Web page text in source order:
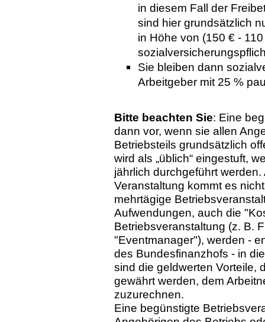
in diesem Fall der
sind hier grundsätzlich
in Höhe von (150 € -
Sie bleiben dann
Arbeitgeber mit 25 %
Bitte beachten Sie: Eine
dann vor, wenn sie allen
Betriebsteils grundsätzlich
wird als „üblich“ eingestuft,
jährlich durchgeführt
Veranstaltung kommt es
mehrtägige
Aufwendungen, auch die
Betriebsveranstaltung (z. B.
"Eventmanager"), werden -
des Bundesfinanzhofs - in
sind die geldwerten Vorteile,
gewährt werden, dem
zuzurechnen.
Eine begünstigte